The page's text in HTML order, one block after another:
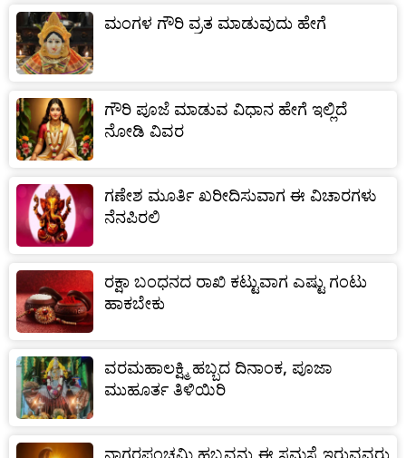
ಮಂಗಳ ಗೌರಿ ವ್ರತ ಮಾಡುವುದು ಹೇಗೆ
ಗೌರಿ ಪೂಜೆ ಮಾಡುವ ವಿಧಾನ ಹೇಗೆ ಇಲ್ಲಿದೆ
ನೋಡಿ ವಿವರ
ಗಣೇಶ ಮೂರ್ತಿ ಖರೀದಿಸುವಾಗ ಈ ವಿಚಾರಗಳು
ನೆನಪಿರಲಿ
ರಕ್ಷಾ ಬಂಧನದ ರಾಖಿ ಕಟ್ಟುವಾಗ ಎಷ್ಟು ಗಂಟು
ಹಾಕಬೇಕು
ವರಮಹಾಲಕ್ಷ್ಮಿ ಹಬ್ಬದ ದಿನಾಂಕ, ಪೂಜಾ
ಮುಹೂರ್ತ ತಿಳಿಯಿರಿ
ನಾಗರಪಂಚಮಿ ಹಬ್ಬವನ್ನು ಈ ಸಮಸ್ಯೆ ಇರುವವರು